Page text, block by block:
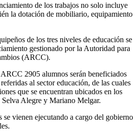
de los trabajos no solo incluye
la dotación de mobiliario, equipamiento
de los tres niveles de educación se
gestionado por la Autoridad para
(ARCC).
2905 alumnos serán beneficiados
al sector educación, de las cuales
que se encuentran ubicados en los
Alegre y Mariano Melgar.
se vienen ejecutando a cargo del gobierno